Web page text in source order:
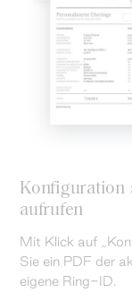
Konfiguration
aufrufen
Mit Klick auf
Sie ein PDF der
eigene Ring-ID.